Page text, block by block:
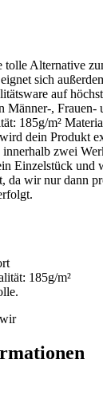
tolle Alternative
sich
auf
Männer-, Frauen-
185g/m²
dein Produkt
zwei
Einzelstück und
da wir nur dann
185g/m²